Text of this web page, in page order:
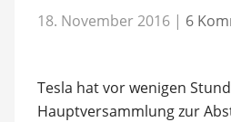
18. November 2016 | 6
Tesla hat vor wenigen
Hauptversammlung zur